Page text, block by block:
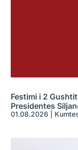
Festimi i 2
Presidentes
01.08.2026